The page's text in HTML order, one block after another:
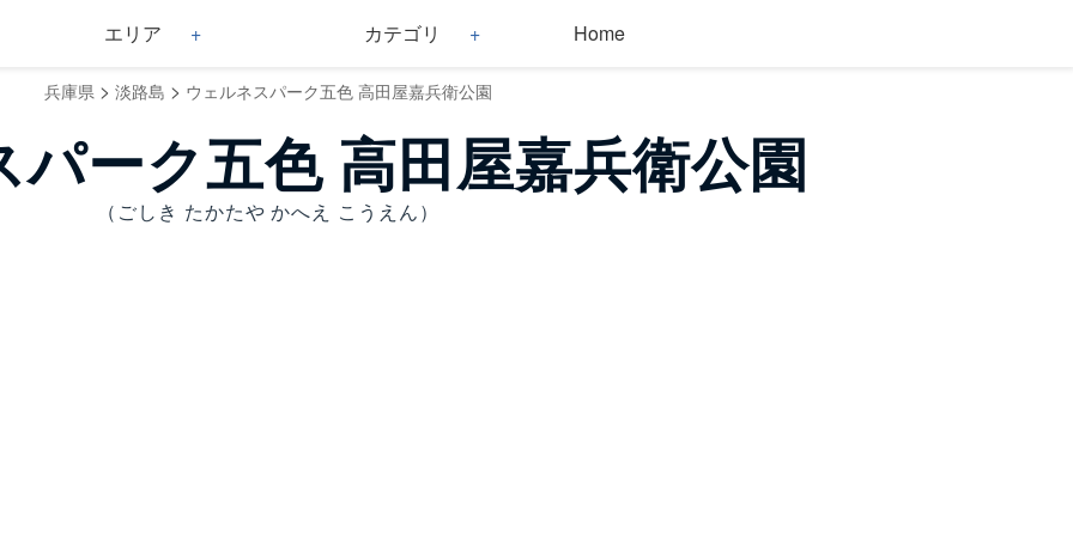
エリア カテゴリ Home
兵庫県 > 淡路島 > ウェルネスパーク五色 高田屋嘉兵衛公園
パーク五色 高田屋嘉兵衛公園
（ごしき たかたや かへえ こうえん）